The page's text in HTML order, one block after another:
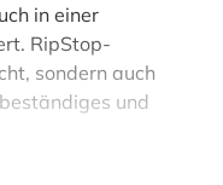
in einer
RipStop-
sondern auch
und